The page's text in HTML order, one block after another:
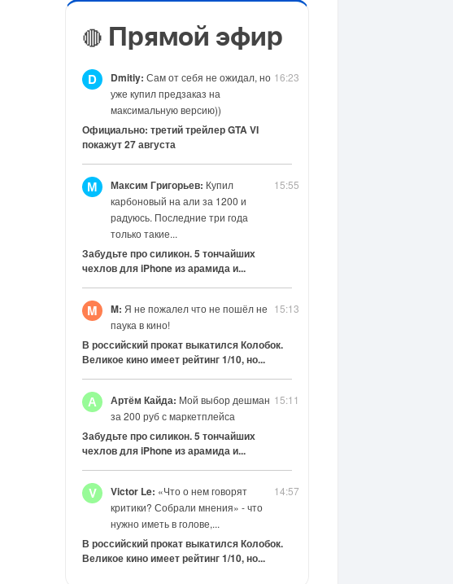
🔴 Прямой эфир
16:23
D Dmitiy: Сам от себя не ожидал, но
уже купил предзаказ на
максимальную версию))
Официально: третий трейлер GTA VI
покажут 27 августа
15:55
М Максим Григорьев: Купил
карбоновый на али за 1200 и
радуюсь. Последние три года
только такие...
Забудьте про силикон. 5 тончайших
чехлов для iPhone из арамида и...
15:13
M M: Я не пожалел что не пошёл не
паука в кино!
В российский прокат выкатился Колобок.
Великое кино имеет рейтинг 1/10, но...
15:11
А Артём Кайда: Мой выбор дешман
за 200 руб с маркетплейса
Забудьте про силикон. 5 тончайших
чехлов для iPhone из арамида и...
14:57
V Victor Le: «Что о нем говорят
критики? Собрали мнения» - что
нужно иметь в голове,...
В российский прокат выкатился Колобок.
Великое кино имеет рейтинг 1/10, но...